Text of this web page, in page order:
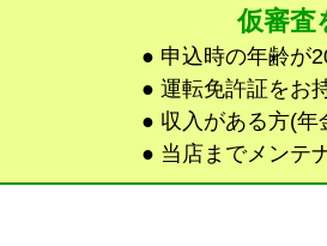
仮審査
● 申込時の年齢が
● 運転免許証をお
● 収入がある方(年
● 当店までメンテ